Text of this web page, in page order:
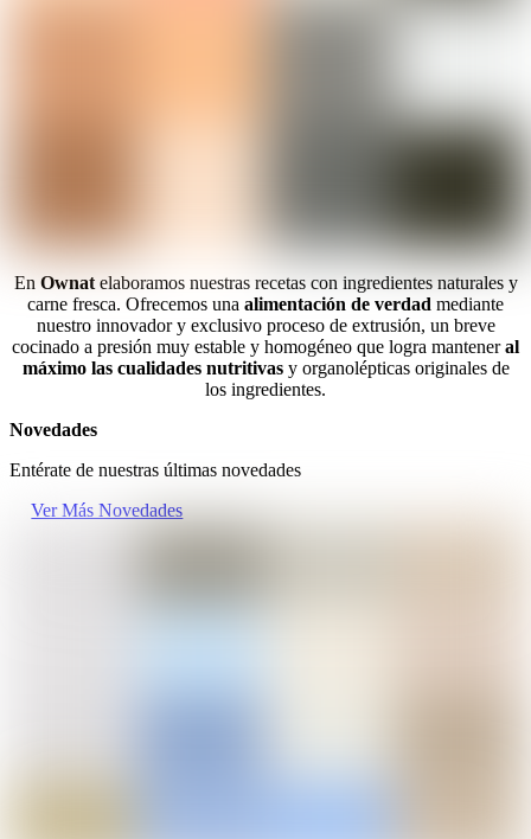
En Ownatelaboramos nuestras recetas con ingredientes naturales y
carne fresca. Ofrecemos una alimentación de verdad mediante
nuestro innovador y exclusivo proceso de extrusión, un breve
cocinado a presión muy estable y homogéneo que logra manteneral
máximo las cualidades nutritivasy organolépticas originales de
los ingredientes.
Novedades
Entérate de nuestras últimas novedades
Ver Más Novedades